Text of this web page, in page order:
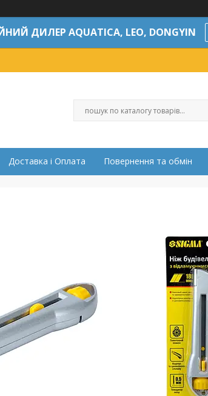
ДИЛЕР AQUATICA, LEO, DONGYIN
Доставка і Оплата Повернення та обмін